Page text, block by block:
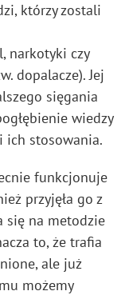
którzy zostali
narkotyki czy
dopalacze). Jej
sięgania
wiedzy
ich stosowania.
funkcjonuje
przyjęła go z
się na metodzie
to, że trafia
ale już
możemy